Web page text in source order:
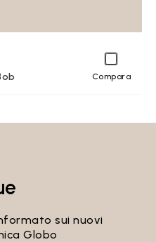
Compara
sui nuovi
Globo